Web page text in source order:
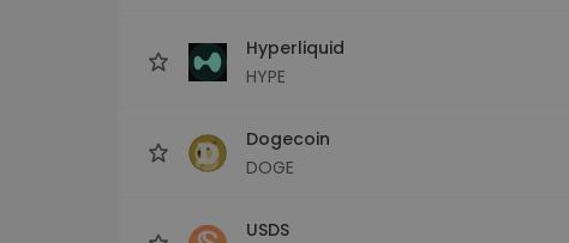
Hyperliquid
HYPE
Dogecoin
DOGE
USDS